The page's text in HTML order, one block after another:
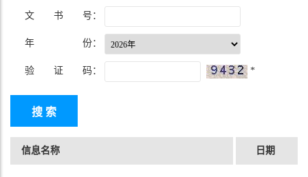
文 书 号：
年 份：
验 证 码： *
信息名称 日期